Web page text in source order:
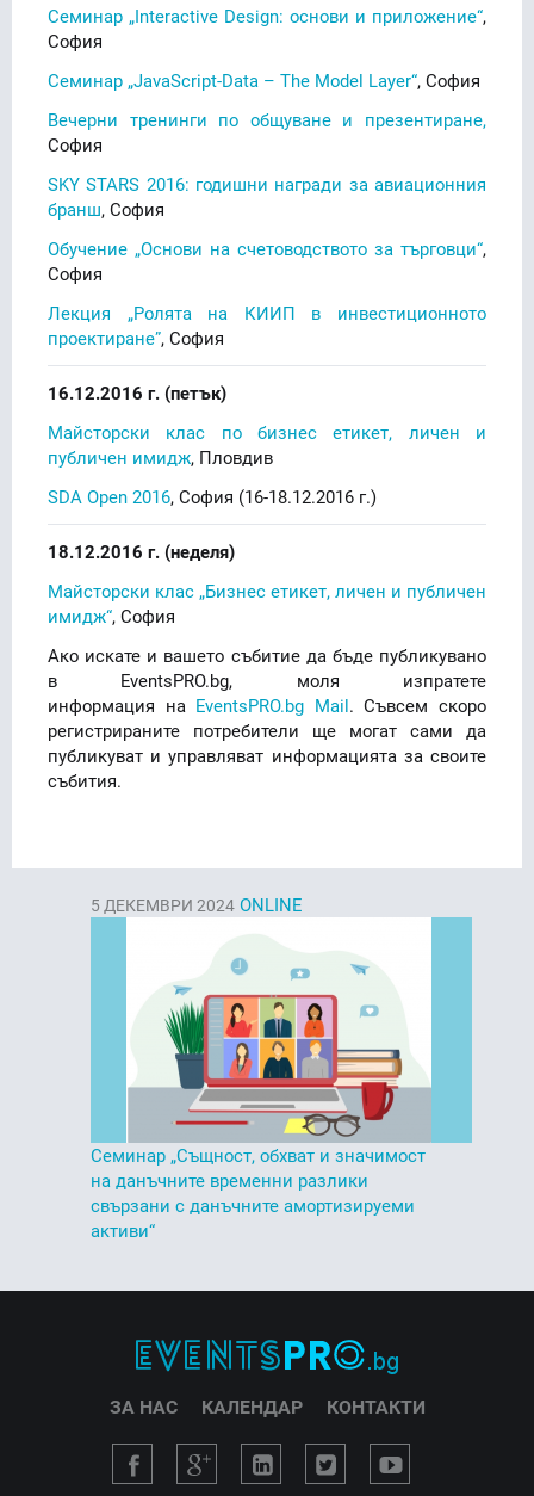
Семинар „Interactive Design: основи и приложение“,
София
Семинар „JavaScript-Data – The Model Layer“, София
Вечерни тренинги по общуване и презентиране,
София
SKY STARS 2016: годишни награди за авиационния
бранш, София
Обучение „Основи на счетоводството за търговци“,
София
Лекция „Ролята на КИИП в инвестиционното
проектиране”, София
16.12.2016 г. (петък)
Майсторски клас по бизнес етикет, личен и
публичен имидж, Пловдив
SDA Open 2016, София (16-18.12.2016 г.)
18.12.2016 г. (неделя)
Mайсторски клас „Бизнес етикет, личен и публичен
имидж“, София
Ако искате и вашето събитие да бъде публикувано
в EventsPRO.bg, моля изпратете
информация на EventsPRO.bg Mail. Съвсем скоро
регистрираните потребители ще могат сами да
публикуват и управляват информацията за своите
събития.
5 ДЕКЕМВРИ 2024 ONLINE
Семинар „Същност, обхват и значимост
на данъчните временни разлики
свързани с данъчните амортизируеми
активи“
ЗА НАС КАЛЕНДАР КОНТАКТИ